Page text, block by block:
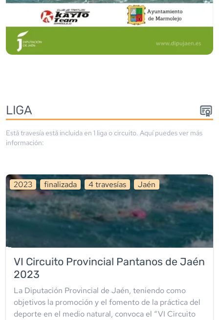
LIGA
Está travesía está incluida en 1 liga o circuito. Aquí puedes ver más
información:
2023 finalizada 4travesías Jaén
VI Circuito Provincial Pantanos de Jaén
2023
La Diputación Provincial de Jaén, teniendo como
objetivos la promoción y el fomento de la práctica del
deporte en el medio natural, convoca el “VI Circuito